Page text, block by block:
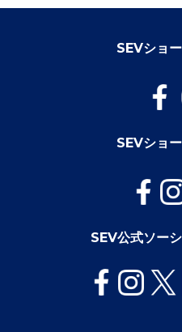
SEVショ
SEVショ
SEV公式ソー